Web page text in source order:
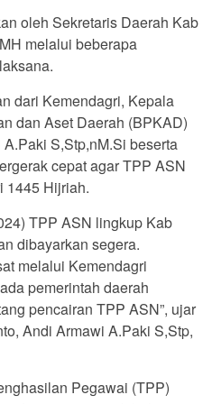
oleh Sekretaris Daerah Kab
melalui beberapa
dari Kemendagri, Kepala
dan Aset Daerah (BPKAD)
S,Stp,nM.Si beserta
cepat agar TPP ASN
1445 Hijriah.
TPP ASN lingkup Kab
dibayarkan segera.
melalui Kemendagri
pemerintah daerah
pencairan TPP ASN”, ujar
Andi Armawi A.Paki S,Stp,
Pegawai (TPP)